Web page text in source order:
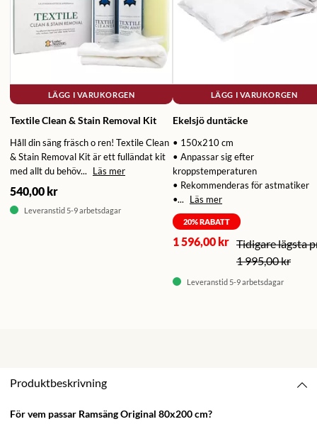
LÄGG I VARUKORGEN
Textile Clean & Stain Removal Kit
Håll din säng fräsch o ren! Textile Clean
& Stain Removal Kit är ett fulländat kit
med allt du behöv...
Läs mer
540,00 kr
Leveranstid 5-9 arbetsdagar
LÄGG I VARUKORGEN
Ekelsjö duntäcke
• 150x210 cm
• Anpassar sig efter
kroppstemperaturen
• Rekommenderas för astmatiker
•...
Läs mer
20% RABATT
1 596,00 kr
1 995,00 kr
Leveranstid 5-9 arbetsdagar
Produktbeskrivning
För vem passar Ramsäng Original 80x200 cm?